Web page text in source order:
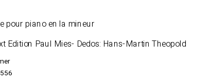
pour piano en la mineur
Edition Paul Mies- Dedos: Hans-Martin Theopold